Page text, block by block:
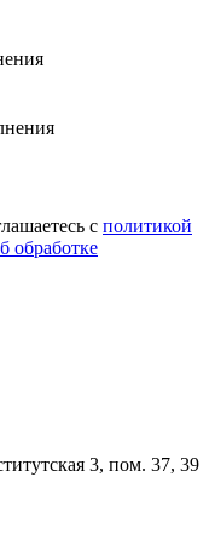
с политикой
обработке
3, пом. 37, 39